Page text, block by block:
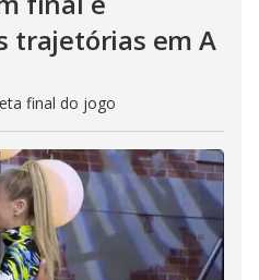
trajetórias em A
final do jogo